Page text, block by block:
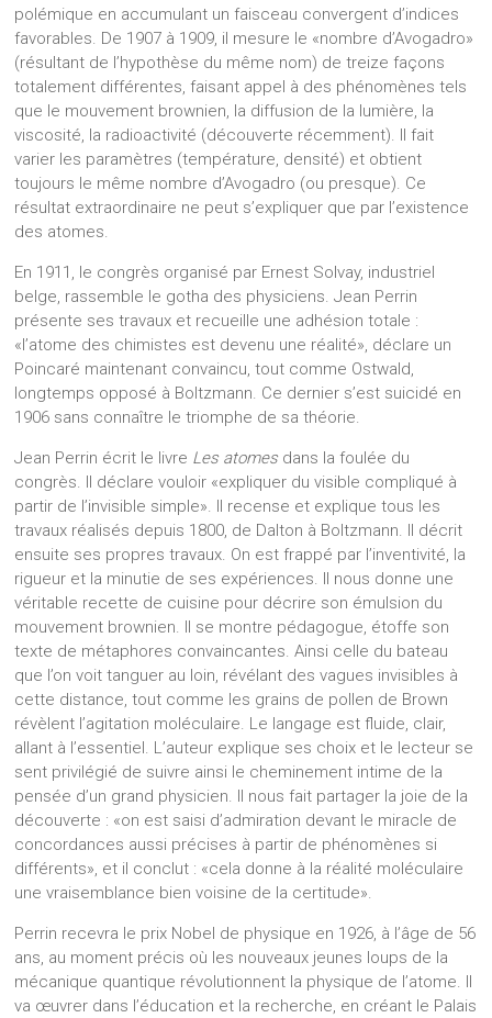
polémique en accumulant un faisceau convergent d’indices
favorables. De 1907 à 1909, il mesure le «nombre d’Avogadro»
(résultant de l’hypothèse du même nom) de treize façons
totalement différentes, faisant appel à des phénomènes tels
que le mouvement brownien, la diffusion de la lumière, la
viscosité, la radioactivité (découverte récemment). Il fait
varier les paramètres (température, densité) et obtient
toujours le même nombre d’Avogadro (ou presque). Ce
résultat extraordinaire ne peut s’expliquer que par l’existence
des atomes.
En 1911, le congrès organisé par Ernest Solvay, industriel
belge, rassemble le gotha des physiciens. Jean Perrin
présente ses travaux et recueille une adhésion totale :
«l’atome des chimistes est devenu une réalité», déclare un
Poincaré maintenant convaincu, tout comme Ostwald,
longtemps opposé à Boltzmann. Ce dernier s’est suicidé en
1906 sans connaître le triomphe de sa théorie.
Jean Perrin écrit le livre Les atomesdans la foulée du
congrès. Il déclare vouloir «expliquer du visible compliqué à
partir de l’invisible simple». Il recense et explique tous les
travaux réalisés depuis 1800, de Dalton à Boltzmann. Il décrit
ensuite ses propres travaux. On est frappé par l’inventivité, la
rigueur et la minutie de ses expériences. Il nous donne une
véritable recette de cuisine pour décrire son émulsion du
mouvement brownien. Il se montre pédagogue, étoffe son
texte de métaphores convaincantes. Ainsi celle du bateau
que l’on voit tanguer au loin, révélant des vagues invisibles à
cette distance, tout comme les grains de pollen de Brown
révèlent l’agitation moléculaire. Le langage est fluide, clair,
allant à l’essentiel. L’auteur explique ses choix et le lecteur se
sent privilégié de suivre ainsi le cheminement intime de la
pensée d’un grand physicien. Il nous fait partager la joie de la
découverte : «on est saisi d’admiration devant le miracle de
concordances aussi précises à partir de phénomènes si
différents», et il conclut : «cela donne à la réalité moléculaire
une vraisemblance bien voisine de la certitude».
Perrin recevra le prix Nobel de physique en 1926, à l’âge de 56
ans, au moment précis où les nouveaux jeunes loups de la
mécanique quantique révolutionnent la physique de l’atome. Il
va œuvrer dans l’éducation et la recherche, en créant le Palais